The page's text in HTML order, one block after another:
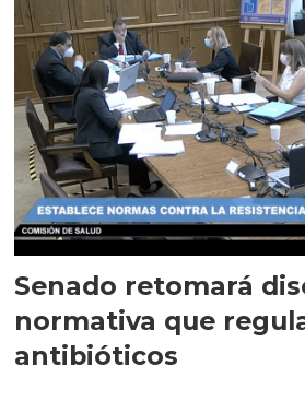
Senado retomará
normativa que
antibióticos